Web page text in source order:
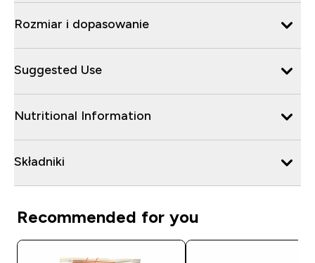
Rozmiar i dopasowanie
Suggested Use
Nutritional Information
Składniki
Recommended for you